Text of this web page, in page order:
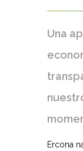
Una
Ercona